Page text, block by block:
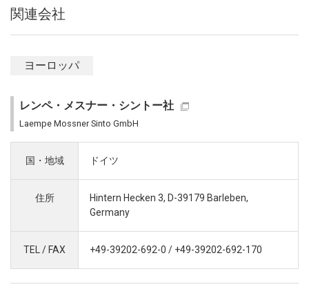
関連会社
ヨーロッパ
レンペ・メスナー・シントー社
Laempe Mossner Sinto GmbH
国・地域 ドイツ
住所
Hintern Hecken 3, D-39179 Barleben,
Germany
TEL / FAX +49-39202-692-0 / +49-39202-692-170